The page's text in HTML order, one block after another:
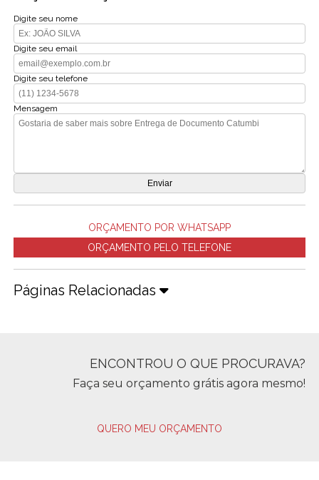
Digite seu nome
Digite seu email
Digite seu telefone
Mensagem
ORÇAMENTO POR WHATSAPP
ORÇAMENTO PELO TELEFONE
Páginas Relacionadas
ENCONTROU O QUE PROCURAVA?
Faça seu orçamento grátis agora mesmo!
QUERO MEU ORÇAMENTO